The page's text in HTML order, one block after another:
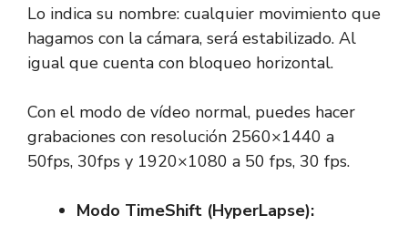
Lo indica su nombre: cualquier movimiento que
hagamos con la cámara, será estabilizado. Al
igual que cuenta con bloqueo horizontal.
Con el modo de vídeo normal, puedes hacer
grabaciones con resolución 2560×1440 a
50fps, 30fps y 1920×1080 a 50 fps, 30 fps.
Modo TimeShift (HyperLapse):